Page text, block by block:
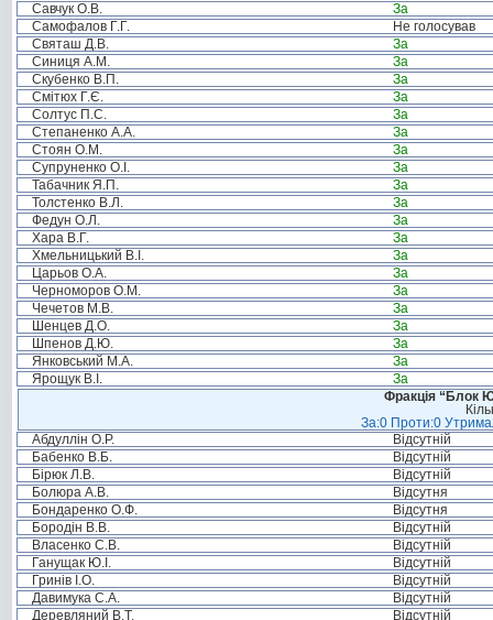
Савчук О.В.
За
Самофалов Г.Г.
Не голосував
Святаш Д.В.
За
Синиця А.М.
За
Скубенко В.П.
За
Смітюх Г.Є.
За
Солтус П.С.
За
Степаненко А.А.
За
Стоян О.М.
За
Супруненко О.І.
За
Табачник Я.П.
За
Толстенко В.Л.
За
Федун О.Л.
За
Хара В.Г.
За
Хмельницький В.І.
За
Царьов О.А.
За
Черноморов О.М.
За
Чечетов М.В.
За
Шенцев Д.О.
За
Шпенов Д.Ю.
За
Янковський М.А.
За
Ярощук В.І.
За
Фракція “Блок
За:0 Проти:0
Абдуллін О.Р.
Відсутній
Бабенко В.Б.
Відсутній
Бірюк Л.В.
Відсутній
Болюра А.В.
Відсутня
Бондаренко О.Ф.
Відсутня
Бородін В.В.
Відсутній
Власенко С.В.
Відсутній
Ганущак Ю.І.
Відсутній
Гринів І.О.
Відсутній
Давимука С.А.
Відсутній
Деревляний В.Т.
Відсутній